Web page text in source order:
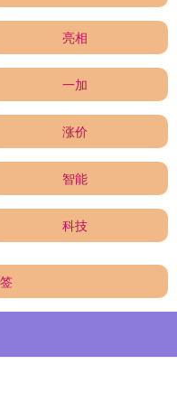
亮相
一加
涨价
智能
科技